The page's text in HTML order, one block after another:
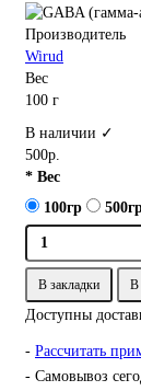
Производитель
Wirud
Вес
100 г
В наличии ✓
500р.
* Вес
100гр
В закладки В
Доступны
- Рассчитать
- Самовывоз